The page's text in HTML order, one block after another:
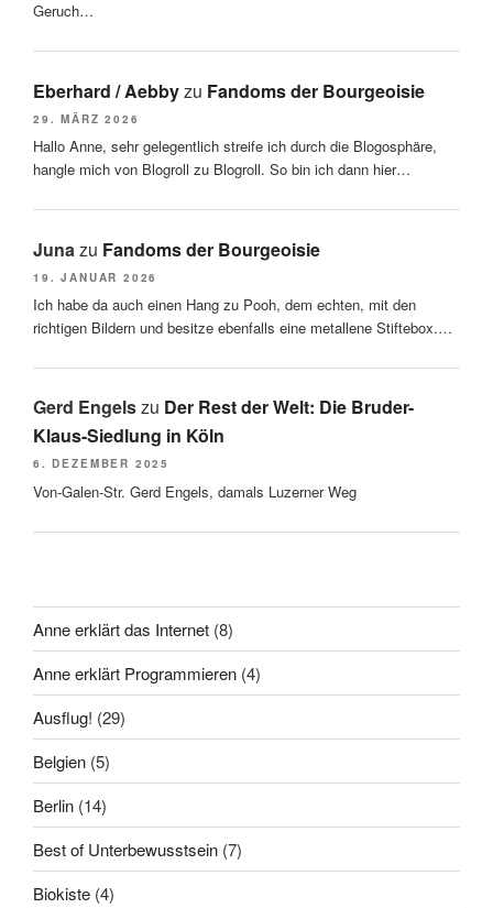
Geruch…
Eberhard / Aebbyzu Fandoms der Bourgeoisie
29. MÄRZ 2026
Hallo Anne, sehr gelegentlich streife ich durch die Blogosphäre,
hangle mich von Blogroll zu Blogroll. So bin ich dann hier…
Juna zu Fandoms der Bourgeoisie
19. JANUAR 2026
Ich habe da auch einen Hang zu Pooh, dem echten, mit den
richtigen Bildern und besitze ebenfalls eine metallene Stiftebox.…
Gerd Engelszu Der Rest der Welt: Die Bruder-
Klaus-Siedlung in Köln
6. DEZEMBER 2025
Von-Galen-Str. Gerd Engels, damals Luzerner Weg
Anne erklärt das Internet (8)
Anne erklärt Programmieren (4)
Ausflug! (29)
Belgien (5)
Berlin (14)
Best of Unterbewusstsein (7)
Biokiste (4)